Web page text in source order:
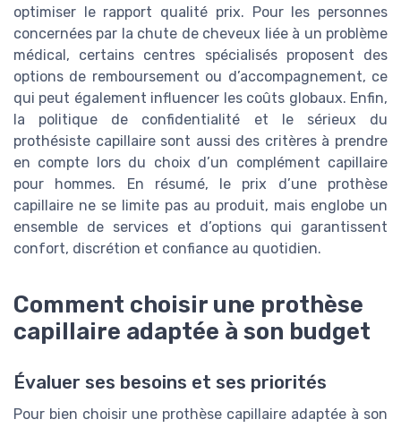
optimiser le rapport qualité prix. Pour les personnes
concernées par la chute de cheveux liée à un problème
médical, certains centres spécialisés proposent des
options de remboursement ou d’accompagnement, ce
qui peut également influencer les coûts globaux. Enfin,
la politique de confidentialité et le sérieux du
prothésiste capillaire sont aussi des critères à prendre
en compte lors du choix d’un complément capillaire
pour hommes. En résumé, le prix d’une prothèse
capillaire ne se limite pas au produit, mais englobe un
ensemble de services et d’options qui garantissent
confort, discrétion et confiance au quotidien.
Comment choisir une prothèse
capillaire adaptée à son budget
Évaluer ses besoins et ses priorités
Pour bien choisir une prothèse capillaire adaptée à son